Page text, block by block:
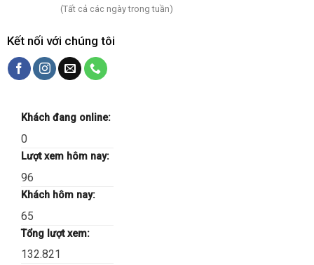
(Tất cả các ngày trong tuần)
Kết nối với chúng tôi
Khách đang online:
0
Lượt xem hôm nay:
96
Khách hôm nay:
65
Tổng lượt xem:
132.821